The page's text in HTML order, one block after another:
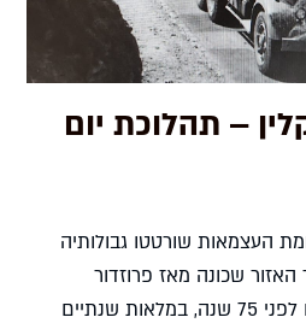
– תהלוכת יום
העצמאות שורטטו גבולותיה
שכונה מאז פרוזדור
ירושלים. בחול המועד פסח לפני 75 שנה, במלאות שנתיים